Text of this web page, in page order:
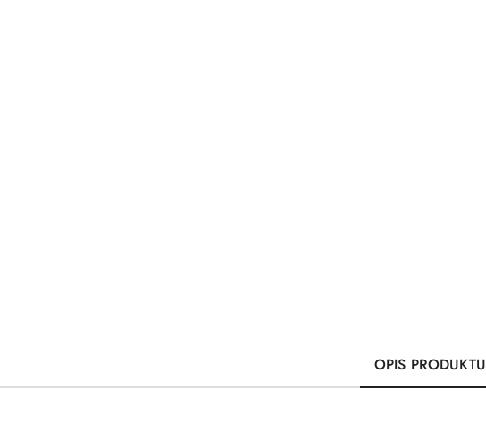
OPIS PRODUKTU